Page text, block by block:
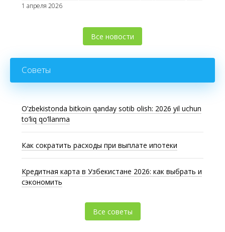
1 апреля 2026
Все новости
Советы
O’zbekistonda bitkoin qanday sotib olish: 2026 yil uchun
to’liq qo’llanma
Как сократить расходы при выплате ипотеки
Кредитная карта в Узбекистане 2026: как выбрать и
сэкономить
Все советы